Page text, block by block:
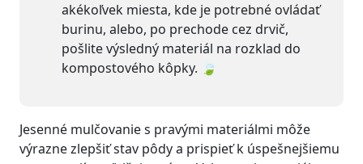
akékoľvek miesta, kde je potrebné ovládať
burinu, alebo, po prechode cez drvič,
pošlite výsledný materiál na rozklad do
kompostového kôpky. 🍃
Jesenné mulčovanie s pravými materiálmi môže
výrazne zlepšiť stav pôdy a prispieť k úspešnejšiemu